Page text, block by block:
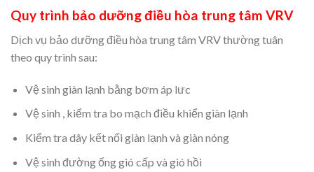
Quy trình bảo dưỡng điều hòa trung tâm VRV
Dịch vụ bảo dưỡng điều hòa trung tâm VRV thường tuân
theo quy trình sau:
Vệ sinh giàn lạnh bằng bơm áp lưc
Vệ sinh , kiểm tra bo mạch điều khiển giàn lạnh
Kiểm tra dây kết nối giàn lạnh và giàn nóng
Vệ sinh đường ống gió cấp và gió hồi